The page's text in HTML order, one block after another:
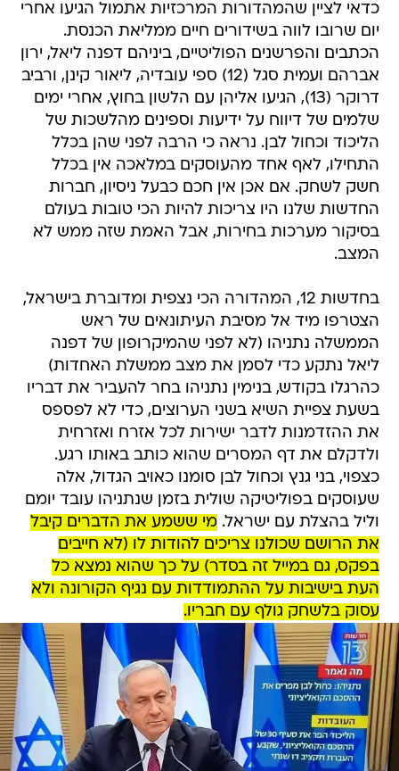
כדאי לציין שהמהדורות המרכזיות אתמול הגיעו אחרי
יום שרובו לווה בשידורים חיים ממליאת הכנסת.
הכתבים והפרשנים הפוליטיים, ביניהם דפנה ליאל, ירון
אברהם ועמית סגל (12) ספי עובדיה, ליאור קינן, ורביב
דרוקר (13), הגיעו אליהן עם הלשון בחוץ, אחרי ימים
שלמים של דיווח על ידיעות וספינים מהלשכות של
הליכוד וכחול לבן. נראה כי הרבה לפני שהן בכלל
התחילו, לאף אחד מהעוסקים במלאכה אין בכלל
חשק לשחק. אם אכן אין חכם כבעל ניסיון, חברות
החדשות שלנו היו צריכות להיות הכי טובות בעולם
בסיקור מערכות בחירות, אבל האמת שזה ממש לא
המצב.
בחדשות 12, המהדורה הכי נצפית ומדוברת בישראל,
הצטרפו מיד אל מסיבת העיתונאים של ראש
הממשלה נתניהו (לא לפני שהמיקרופון של דפנה
ליאל נתקע כדי לסמן את מצב ממשלת האחדות)
כהרגלו בקודש, בנימין נתניהו בחר להעביר את דבריו
בשעת צפיית השיא בשני הערוצים, כדי לא לפספס
את ההזדמנות לדבר ישירות לכל אזרח ואזרחית
ולדקלם את דף המסרים שהוא כותב באותו רגע.
כצפוי, בני גנץ וכחול לבן סומנו כאויב הגדול, אלה
שעוסקים בפוליטיקה שולית בזמן שנתניהו עובד יומם
וליל בהצלת עם ישראל.מי ששמע את הדברים קיבל
את הרושם שכולנו צריכים להודות לו (לא חייבים
בפקס, גם במייל זה בסדר) על כך שהוא נמצא כל
העת בישיבות על ההתמודדות עם נגיף הקורונה ולא
עסוק בלשחק גולף עם חבריו.